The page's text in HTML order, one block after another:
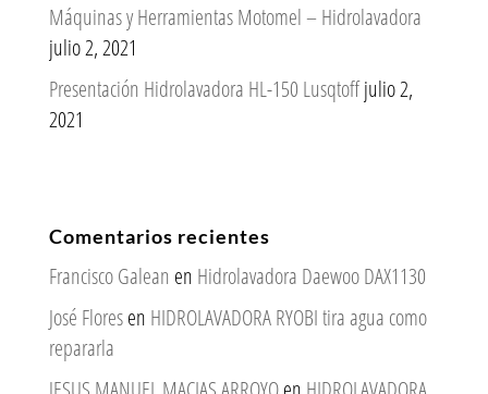
Máquinas y Herramientas Motomel – Hidrolavadora
julio 2, 2021
Presentación Hidrolavadora HL-150 Lusqtoffjulio 2,
2021
Comentarios recientes
Francisco Galean en Hidrolavadora Daewoo DAX1130
José Floresen HIDROLAVADORA RYOBI tira agua como
repararla